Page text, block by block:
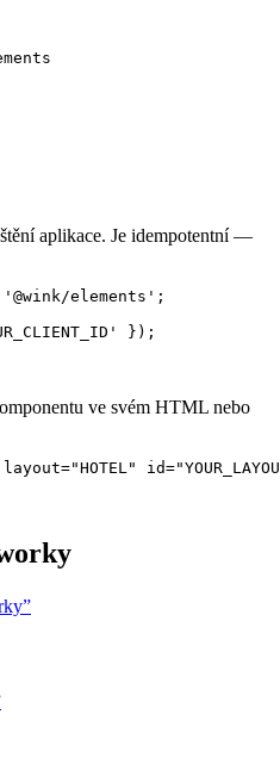
aplikace. Je idempotentní —
' @wink/elements ' ;
' });
ve svém HTML nebo
layout="HOTEL" id="